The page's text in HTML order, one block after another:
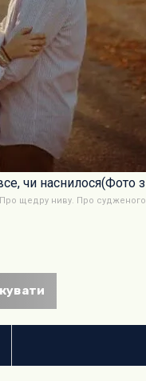
чи наснилося(Фото з
щедру ниву. Про